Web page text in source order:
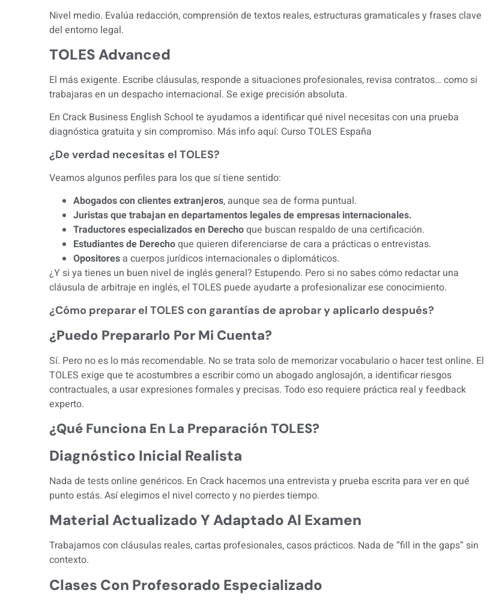
Nivel medio. Evalúa redacción, comprensión de textos reales, estructuras gramaticales y frases clave
del entorno legal.
TOLES Advanced
El más exigente. Escribe cláusulas, responde a situaciones profesionales, revisa contratos… como si
trabajaras en un despacho internacional. Se exige precisión absoluta.
En Crack Business English School te ayudamos a identificar qué nivel necesitas con una prueba
diagnóstica gratuita y sin compromiso. Más info aquí: Curso TOLES España
¿De verdad necesitas el TOLES?
Veamos algunos perfiles para los que sí tiene sentido:
Abogados con clientes extranjeros, aunque sea de forma puntual.
Juristas que trabajan en departamentos legales de empresas internacionales.
Traductores especializados en Derechoque buscan respaldo de una certificación.
Estudiantes de Derechoque quieren diferenciarse de cara a prácticas o entrevistas.
Opositores a cuerpos jurídicos internacionales o diplomáticos.
¿Y si ya tienes un buen nivel de inglés general? Estupendo. Pero si no sabes cómo redactar una
cláusula de arbitraje en inglés, el TOLES puede ayudarte a profesionalizar ese conocimiento.
¿Cómo preparar el TOLES con garantías de aprobar y aplicarlo después?
¿Puedo Prepararlo Por Mi Cuenta?
Sí. Pero no es lo más recomendable. No se trata solo de memorizar vocabulario o hacer test online. El
TOLES exige que te acostumbres a escribir como un abogado anglosajón, a identificar riesgos
contractuales, a usar expresiones formales y precisas. Todo eso requiere práctica real y feedback
experto.
¿Qué Funciona En La Preparación TOLES?
Diagnóstico Inicial Realista
Nada de tests online genéricos. En Crack hacemos una entrevista y prueba escrita para ver en qué
punto estás. Así elegimos el nivel correcto y no pierdes tiempo.
Material Actualizado Y Adaptado Al Examen
Trabajamos con cláusulas reales, cartas profesionales, casos prácticos. Nada de “fill in the gaps” sin
contexto.
Clases Con Profesorado Especializado